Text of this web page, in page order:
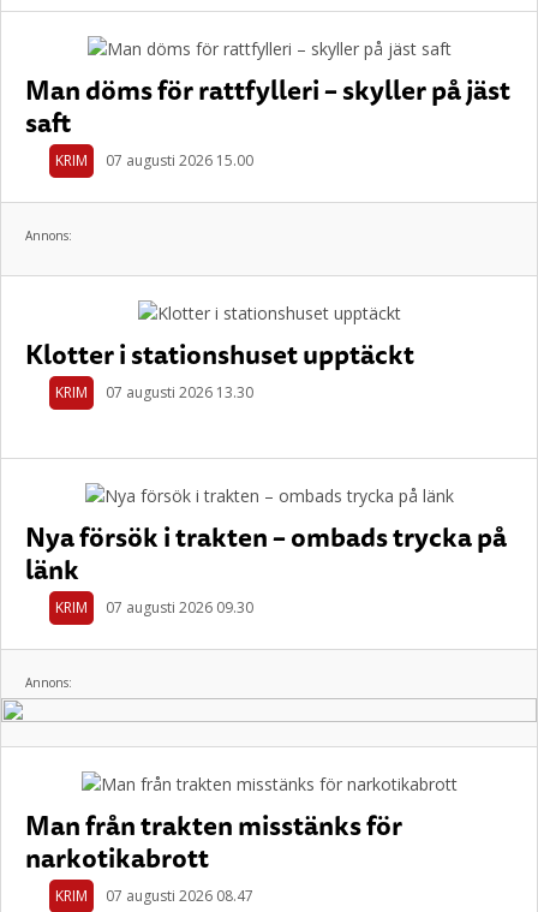
Man döms för rattfylleri – skyller på jäst
saft
KRIM 07 augusti 2026 15.00
Annons:
Klotter i stationshuset upptäckt
KRIM 07 augusti 2026 13.30
Nya försök i trakten – ombads trycka på
länk
KRIM 07 augusti 2026 09.30
Annons:
Man från trakten misstänks för
narkotikabrott
KRIM 07 augusti 2026 08.47